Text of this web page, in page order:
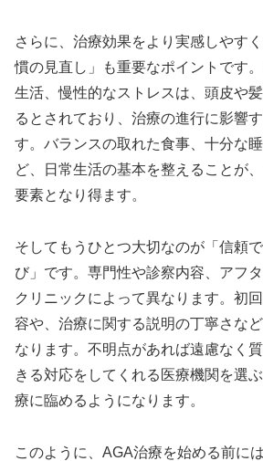
さらに、治療効果をより実感しやす
慣の見直し」も重要なポイントです
生活、慢性的なストレスは、頭皮や
るとされており、治療の進行に影響
す。バランスの取れた食事、十分な
ど、日常生活の基本を整えることが
要素となり得ます。
そしてもうひとつ大切なのが「信頼
び」です。専門性や診察内容、アフ
クリニックによって異なります。初
容や、治療に関する説明の丁寧さな
なります。不明点があれば遠慮なく
きる対応をしてくれる医療機関を選
療に臨めるようになります。
このように、AGA治療を始める前に